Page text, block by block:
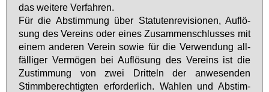
das wei­te­re Ver­fah­ren.
Für die Ab­stim­mung über Sta­tu­ten­re­vi­sio­nen, Auf­lö­
sung des Ver­eins oder ei­nes Zu­sam­men­schlus­ses mit
ei­nem an­de­ren Ver­ein so­wie für die Ver­wen­dung all­
fäl­li­ger Ver­mö­gen bei Auf­lö­sung des Ver­eins ist die
Zu­stim­mung von zwei Drit­teln der an­we­sen­den
Stimm­be­rech­tig­ten er­for­der­lich. Wah­len und Ab­stim­